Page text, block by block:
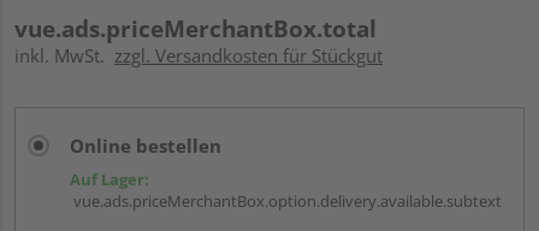
vue.ads.priceMerchantBox.total
inkl. MwSt. zzgl. Versandkosten für Stückgut
Online bestellen
Auf Lager:
vue.ads.priceMerchantBox.option.delivery.available.subtext